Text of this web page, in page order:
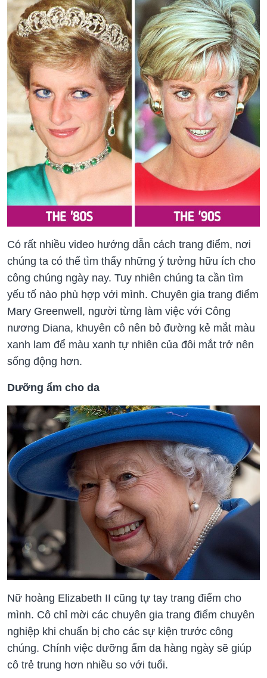
Có rất nhiều video hướng dẫn cách trang điểm, nơi
chúng ta có thể tìm thấy những ý tưởng hữu ích cho
công chúng ngày nay. Tuy nhiên chúng ta cần tìm
yếu tố nào phù hợp với mình. Chuyên gia trang điểm
Mary Greenwell, người từng làm việc với Công
nương Diana, khuyên cô nên bỏ đường kẻ mắt màu
xanh lam để màu xanh tự nhiên của đôi mắt trở nên
sống động hơn.
Dưỡng ẩm cho da
Nữ hoàng Elizabeth II cũng tự tay trang điểm cho
mình. Cô chỉ mời các chuyên gia trang điểm chuyên
nghiệp khi chuẩn bị cho các sự kiện trước công
chúng. Chính việc dưỡng ẩm da hàng ngày sẽ giúp
cô trẻ trung hơn nhiều so với tuổi.